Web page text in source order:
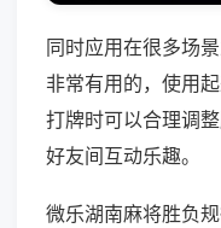
同时应用在很多场
非常有用的，使用
打牌时可以合理调
好友间互动乐趣。
微乐湖南麻将胜负